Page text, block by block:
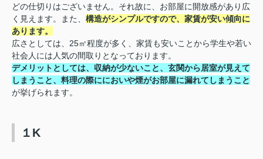
どの仕切りはございません。それ故に、お部屋に開放感があり広
く見えます。また、 構造がシンプルですので、家賃が安い傾向に
あります。
広さとしては、25㎡程度が多く、家賃も安いことから学生や若い
社会人には人気の間取りとなっております。
デメリットとしては、収納が少ないこと、玄関から居室が見えて
しまうこと、料理の際ににおいや煙がお部屋に漏れてしまうこと
が挙げられます。
１K